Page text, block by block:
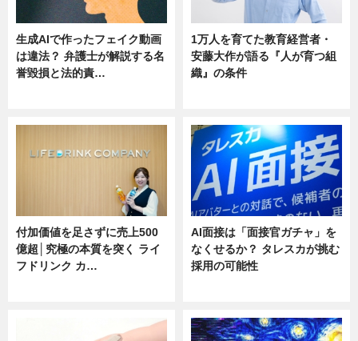
生成AIで作ったフェイク動画
は違法？ 弁護士が解説する名
誉毀損と法的責…
1万人を育てた教育経営者・
安藤大作が語る『人が育つ組
織』の条件
付加価値を足さずに売上500
億超│究極の本質を突く ライ
フドリンク カ…
AI面接は「面接官ガチャ」を
なくせるか？ タレスカが挑む
採用の可能性